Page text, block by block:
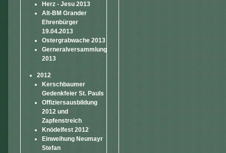
Herz - Jesu 2013
Alt-BM Grander
Ehrenbürger
19.04.2013
Ostergrabwache 2013
Gerneralversammlung
2013
2012
Kerschbaumer
Gedenkfeier St. Pauls
Offiziersausbildung
2012 und
Zapfenstreich
Knödelfest 2012
Einweihung Neumayr
Stefan